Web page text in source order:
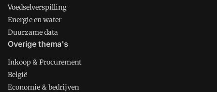
Voedselverspilling
Energie en water
Duurzame data
Overige thema's
Inkoop & Procurement
België
Economie & bedrijven